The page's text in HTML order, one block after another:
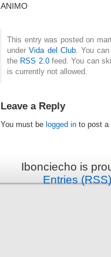
ANIMO
This entry was posted on
underVida del Club. You
the RSS 2.0feed. You can
is currently not allowed.
Leave a Reply
You must be logged in to post a
Ibonciecho is
Entries (RSS)